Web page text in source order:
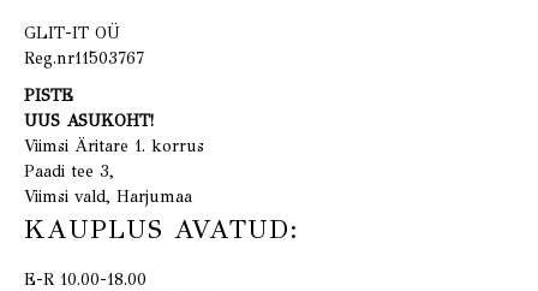
GLIT-IT OÜ
Reg.nr11503767
PISTE
UUS ASUKOHT!
Viimsi Äritare 1. korrus
Paadi tee 3,
Viimsi vald, Harjumaa
KAUPLUS AVATUD:
E-R 10.00-18.00